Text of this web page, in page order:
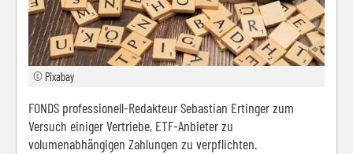
© Pixabay
FONDS professionell-Redakteur Sebastian Ertinger zum
Versuch einiger Vertriebe, ETF-Anbieter zu
volumenabhängigen Zahlungen zu verpflichten.